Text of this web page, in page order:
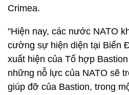
Crimea.
"Hiện nay, các nước NATO
cường sự hiện diện tại Biển
xuất hiện của Tổ hợp
những nỗ lực của NATO sẽ
giúp đỡ của Bastion, trong